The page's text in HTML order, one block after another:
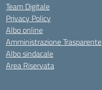
Team Digitale
Privacy Policy
Albo online
Amministrazione Trasparente
Albo sindacale
Area Riservata